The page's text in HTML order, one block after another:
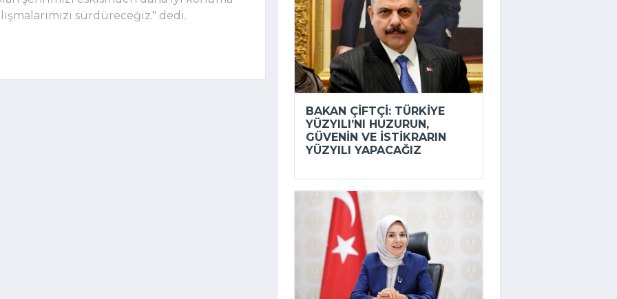
sürdüreceğiz." dedi.
BAKAN ÇIFTÇI: TÜRKIYE
YÜZYILI’NI HUZURUN,
GÜVENIN VE ISTIKRARIN
YÜZYILI YAPACAĞIZ